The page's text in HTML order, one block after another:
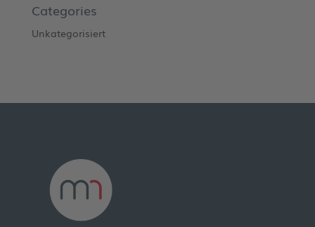
Categories
Unkategorisiert